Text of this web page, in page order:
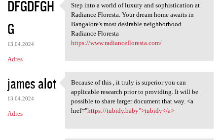
DFGDFGH
G
13.04.2024
Adres
Step into a world of luxury
Step into a world of luxury and sophistication at
Radiance Floresta. Your dream home awaits in
Bangalore's most desirable neighborhood.
Radiance Floresta
https://www.radiancefloresta.com/
james alot
13.04.2024
Adres
Because of this , it truly is
Because of this , it truly is superior you can
applicable research prior to providing. It will be
possible to share larger document that way. <a
href="https://tubidy.baby">tubidy</a>